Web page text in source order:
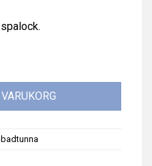
Ø200 cm x 7 cm.